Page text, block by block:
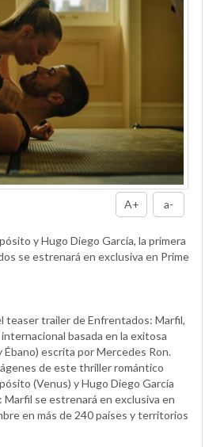
A+ a-
y Hugo Diego García, la primera
se estrenará en exclusiva en Prime
teaser trailer deEnfrentados: Marfil,
basada en la exitosa
Ébano) escrita por Mercedes Ron.
de este thriller romántico
(Venus) yHugo Diego García
Marfil se estrenará en exclusiva en
en más de 240 países y territorios